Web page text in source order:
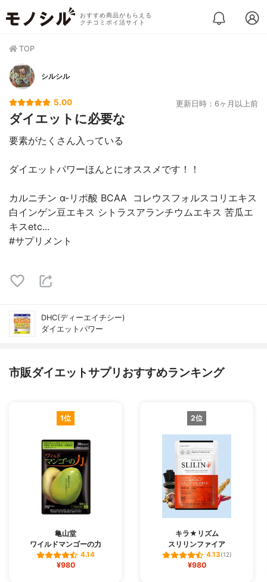
おすすめ商品がもらえる
クチコミポイ活サイト
TOP
シルシル
5.00 更新日時：6ヶ月以上前
ダイエットに必要な
要素がたくさん入っている
ダイエットパワーほんとにオススメです！！
カルニチン α-リポ酸 BCAA コレウスフォルスコリエキス
白インゲン豆エキス シトラスアランチウムエキス 苦瓜エ
キスetc...
#サプリメント
DHC(ディーエイチシー)
ダイエットパワー
市販ダイエットサプリおすすめランキング
1位
亀山堂
ワイルドマンゴーの力
4.14
¥980
2位
キラ★リズム
スリリンファイア
4.13(12)
¥980